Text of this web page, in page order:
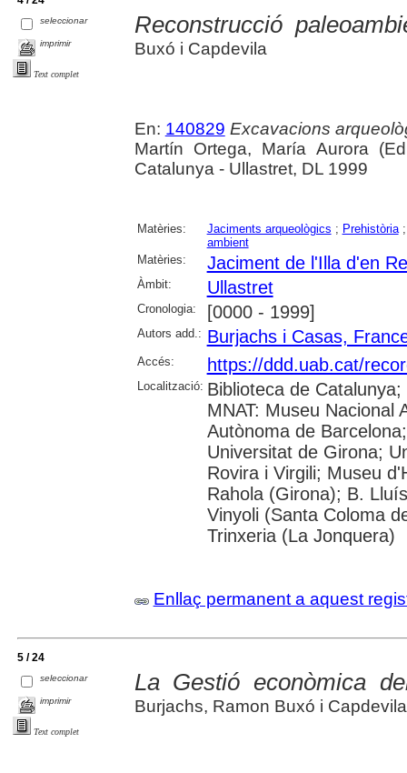
seleccionar
imprimir
Text complet
Reconstrucció
Buxó i Capdevila
En: 140829 Excavacions
Martín Ortega, María Aurora
Catalunya - Ullastret, DL 1999
Matèries: Jaciments arqueològics ; Prehistòria
ambient
Matèries:
Jaciment de l'Illa d'en
Àmbit: Ullastret
Cronologia: [0000 - 1999]
Autors add.: Burjachs i Casas,
Accés: https://ddd.uab.cat/
Localització: Biblioteca de
MNAT: Museu Nacional
Autònoma de
Universitat de Girona;
Rovira i Virgili; Museu
Rahola (Girona); B.
Vinyoli (Santa Coloma
Trinxeria (La Jonquera)
Enllaç permanent a aquest
5 / 24
seleccionar
imprimir
Text complet
La Gestió econòmica
Burjachs, Ramon Buxó i